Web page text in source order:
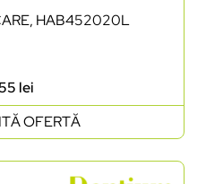
HAB452020L
lei
OFERTĂ